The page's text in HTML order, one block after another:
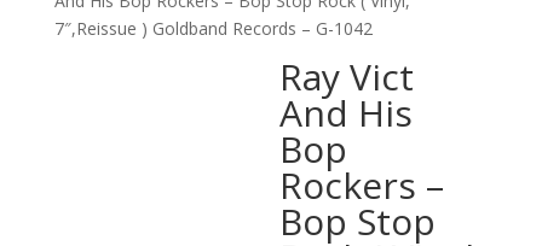
7″,Reissue ) Goldband Records – G-1042
Ray Vict
And His
Bop
Rockers –
Bop Stop